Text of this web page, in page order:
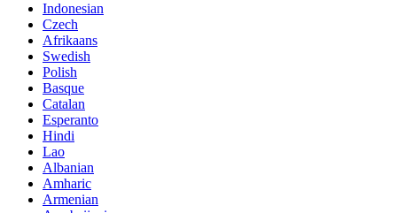
Indonesian
Czech
Afrikaans
Swedish
Polish
Basque
Catalan
Esperanto
Hindi
Lao
Albanian
Amharic
Armenian